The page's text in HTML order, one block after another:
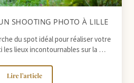
SHOOTING PHOTO À LILLE
du spot idéal pour réaliser votre
les lieux incontournables sur la …
Lire l’article10 lieux pour un shooting photo à